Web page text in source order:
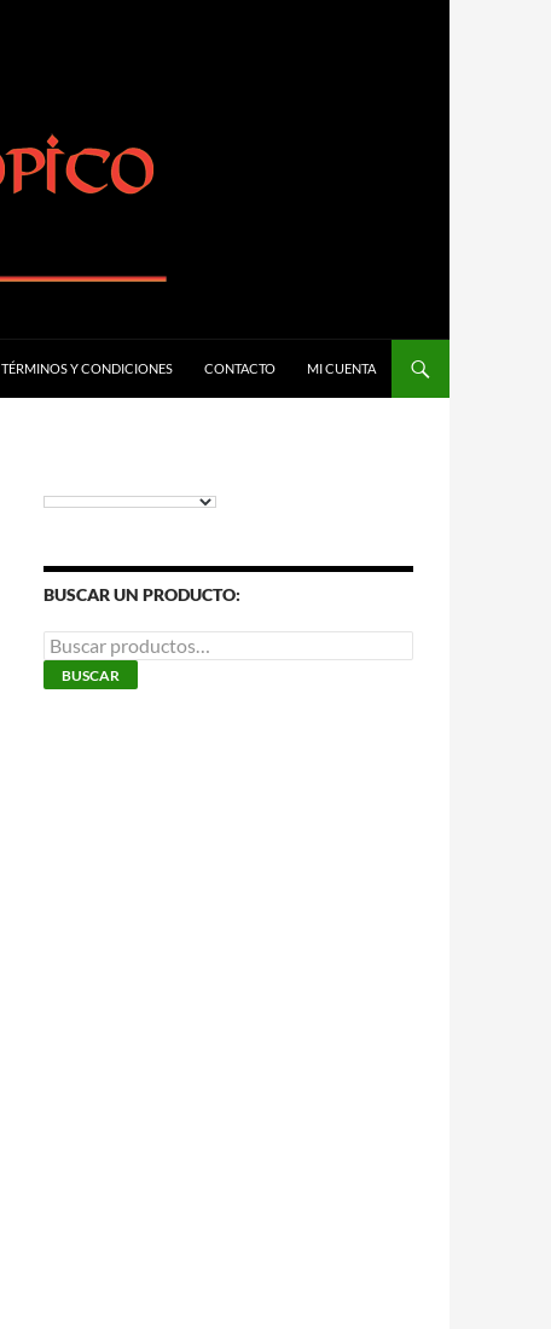
TÉRMINOS Y CONDICIONES CONTACTO MI CUENTA
BUSCAR UN PRODUCTO:
Buscar
por:
BUSCAR